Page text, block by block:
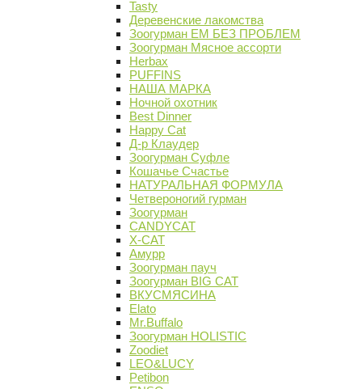
Tasty
Деревенские лакомства
Зоогурман ЕМ БЕЗ ПРОБЛЕМ
Зоогурман Мясное ассорти
Herbax
PUFFINS
НАША МАРКА
Ночной охотник
Best Dinner
Happy Cat
Д-р Клаудер
Зоогурман Суфле
Кошачье Счастье
НАТУРАЛЬНАЯ ФОРМУЛА
Четвероногий гурман
Зоогурман
CANDYCAT
X-CAT
Амурр
Зоогурман пауч
Зоогурман BIG CAT
ВКУСМЯСИНА
Elato
Mr.Buffalo
Зоогурман HOLISTIC
Zoodiet
LEO&LUCY
Petibon